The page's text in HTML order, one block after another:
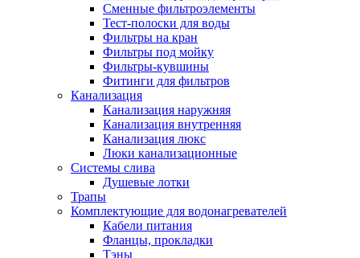
Новости и Акции
Оплата и доставка
Сервис-центр
Адреса Сервис-центров
Условия возврата товара
Сменные фильтроэлементы
Тест-полоски для воды
Фильтры на кран
Фильтры под мойку
Фильтры-кувшины
Фитинги для фильтров
Канализация
Канализация наружняя
Канализация внутренняя
Канализация люкс
Люки канализационные
Системы слива
Душевые лотки
Трапы
Комплектующие для водонагревателей
Кабели питания
Фланцы, прокладки
Тэны